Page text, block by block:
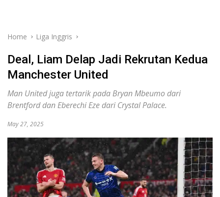
Home Liga Inggris
Deal, Liam Delap Jadi Rekrutan Kedua
Manchester United
Man United juga tertarik pada Bryan Mbeumo dari
Brentford dan Eberechi Eze dari Crystal Palace.
May 27, 2025